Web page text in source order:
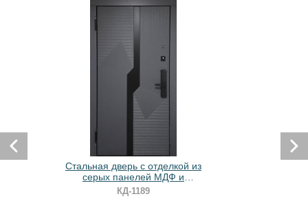
Стальная дверь с отделкой из
серых панелей МДФ и
биометрическим замком
КД-1189